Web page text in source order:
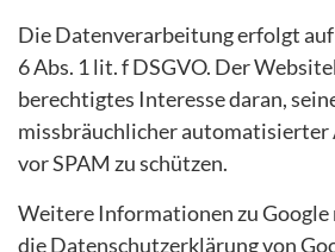
Die Datenverarbeitung erfolgt
6 Abs. 1 lit. f DSGVO. Der
berechtigtes Interesse daran,
missbräuchlicher automatisierter
vor SPAM zu schützen.
Weitere Informationen zu Google
die Datenschutzerklärung von